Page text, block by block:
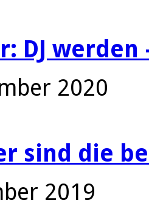
DJ
2020
sind die
2019